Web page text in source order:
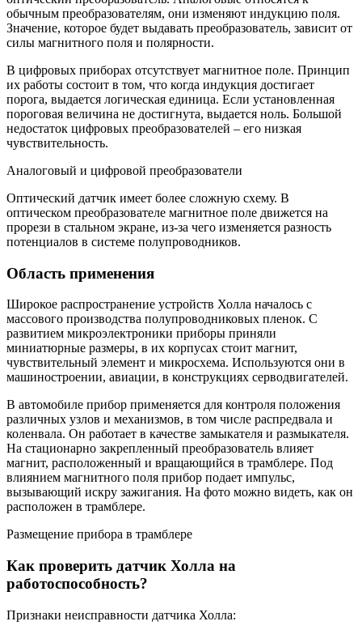
обычным преобразователям, они изменяют индукцию поля.
Значение, которое будет выдавать преобразователь, зависит от
силы магнитного поля и полярности.
В цифровых приборах отсутствует магнитное поле. Принцип
их работы состоит в том, что когда индукция достигает
порога, выдается логическая единица. Если установленная
пороговая величина не достигнута, выдается ноль. Большой
недостаток цифровых преобразователей – его низкая
чувствительность.
Аналоговый и цифровой преобразователи
Оптический датчик имеет более сложную схему. В
оптическом преобразователе магнитное поле движется на
прорези в стальном экране, из-за чего изменяется разность
потенциалов в системе полупроводников.
Область применения
Широкое распространение устройств Холла началось с
массового производства полупроводниковых пленок. С
развитием микроэлектроники приборы приняли
миниатюрные размеры, в их корпусах стоит магнит,
чувствительный элемент и микросхема. Используются они в
машиностроении, авиации, в конструкциях серводвигателей.
В автомобиле прибор применяется для контроля положения
различных узлов и механизмов, в том числе распредвала и
коленвала. Он работает в качестве замыкателя и размыкателя.
На стационарно закрепленный преобразователь влияет
магнит, расположенный и вращающийся в трамблере. Под
влиянием магнитного поля прибор подает импульс,
вызывающий искру зажигания. На фото можно видеть, как он
расположен в трамблере.
Размещение прибора в трамблере
Как проверить датчик Холла на
работоспособность?
Признаки неисправности датчика Холла: